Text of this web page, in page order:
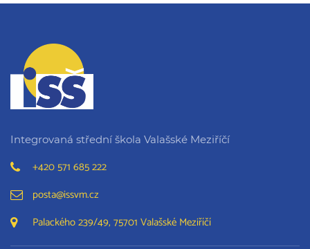
Integrovaná střední škola Valašské Meziříčí
+420 571 685 222
posta@issvm.cz
Palackého 239/49, 75701 Valašské Meziříčí